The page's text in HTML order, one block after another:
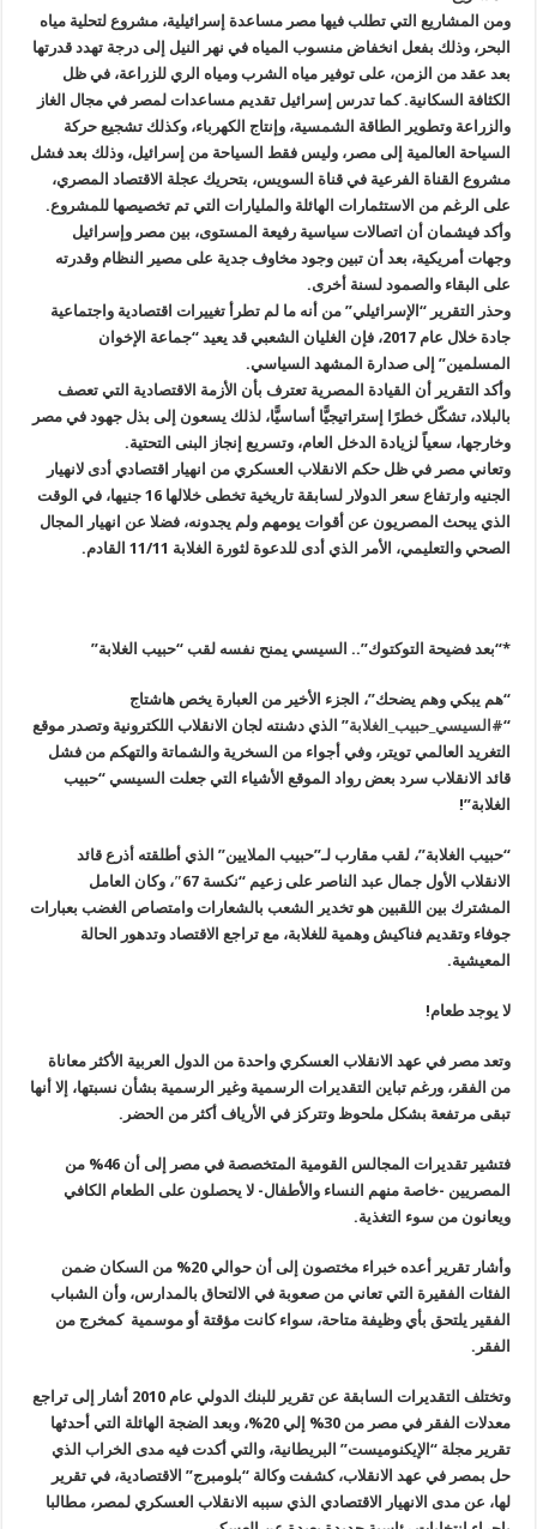
ومن المشاريع التي تطلب فيها مصر مساعدة إسرائيلية، مشروع لتحلية مياه
البحر، وذلك بفعل انخفاض منسوب المياه في نهر النيل إلى درجة تهدد قدرتها
بعد عقد من الزمن، على توفير مياه الشرب ومياه الري للزراعة، في ظل
الكثافة السكانية. كما تدرس إسرائيل تقديم مساعدات لمصر في مجال الغاز
والزراعة وتطوير الطاقة الشمسية، وإنتاج الكهرباء، وكذلك تشجيع حركة
السياحة العالمية إلى مصر، وليس فقط السياحة من إسرائيل، وذلك بعد فشل
مشروع القناة الفرعية في قناة السويس، بتحريك عجلة الاقتصاد المصري،
على الرغم من الاستثمارات الهائلة والمليارات التي تم تخصيصها للمشروع.
وأكد فيشمان أن اتصالات سياسية رفيعة المستوى، بين مصر وإسرائيل
وجهات أمريكية، بعد أن تبين وجود مخاوف جدية على مصير النظام وقدرته
على البقاء والصمود لسنة أخرى.
وحذر التقرير “الإسرائيلي” من أنه ما لم تطرأ تغييرات اقتصادية واجتماعية
جادة خلال عام 2017، فإن الغليان الشعبي قد يعيد “جماعة الإخوان
المسلمين” إلى صدارة المشهد السياسي.
وأكد التقرير أن القيادة المصرية تعترف بأن الأزمة الاقتصادية التي تعصف
بالبلاد، تشكّل خطرًا إستراتيجيًّا أساسيًّا، لذلك يسعون إلى بذل جهود في مصر
وخارجها، سعياً لزيادة الدخل العام، وتسريع إنجاز البنى التحتية.
وتعاني مصر في ظل حكم الانقلاب العسكري من انهيار اقتصادي أدى لانهيار
الجنيه وارتفاع سعر الدولار لسابقة تاريخية تخطى خلالها 16 جنيها، في الوقت
الذي يبحث المصريون عن أقوات يومهم ولم يجدونه، فضلا عن انهيار المجال
الصحي والتعليمي، الأمر الذي أدى للدعوة لثورة الغلابة 11/11 القادم
.
*
“بعد فضيحة التوكتوك”.. السيسي يمنح نفسه لقب “حبيب الغلابة”
“هم يبكي وهم يضحك”، الجزء الأخير من العبارة يخص هاشتاج
“#السيسي_حبيب_الغلابة” الذي دشنته لجان الانقلاب اللكترونية وتصدر موقع
التغريد العالمي تويتر، وفي أجواء من السخرية والشماتة والتهكم من فشل
قائد الانقلاب سرد بعض رواد الموقع الأشياء التي جعلت السيسي “حبيب
الغلابة”!
“حبيب الغلابة”، لقب مقارب لـ”حبيب الملايين” الذي أطلقته أذرع قائد
الانقلاب الأول جمال عبد الناصر على زعيم “نكسة 67″، وكان العامل
المشترك بين اللقبين هو تخدير الشعب بالشعارات وامتصاص الغضب بعبارات
جوفاء وتقديم فناكيش وهمية للغلابة، مع تراجع الاقتصاد وتدهور الحالة
المعيشية.
لا يوجد طعام!
وتعد مصر في عهد الانقلاب العسكري واحدة من الدول العربية الأكثر معاناة
من الفقر، ورغم تباين التقديرات الرسمية وغير الرسمية بشأن نسبتها، إلا أنها
تبقى مرتفعة بشكل ملحوظ وتتركز في الأرياف أكثر من الحضر.
فتشير تقديرات المجالس القومية المتخصصة في مصر إلى أن 46% من
المصريين -خاصة منهم النساء والأطفال- لا يحصلون على الطعام الكافي
ويعانون من سوء التغذية.
وأشار تقرير أعده خبراء مختصون إلى أن حوالي 20% من السكان ضمن
الفئات الفقيرة التي تعاني من صعوبة في الالتحاق بالمدارس، وأن الشباب
الفقير يلتحق بأي وظيفة متاحة، سواء كانت مؤقتة أو موسمية كمخرج من
الفقر.
وتختلف التقديرات السابقة عن تقرير للبنك الدولي عام 2010 أشار إلى تراجع
معدلات الفقر في مصر من 30% إلي 20%، وبعد الضجة الهائلة التي أحدثها
تقرير مجلة “الإيكنوميست” البريطانية، والتي أكدت فيه مدى الخراب الذي
حل بمصر في عهد الانقلاب، كشفت وكالة “بلومبرج” الاقتصادية، في تقرير
لها، عن مدى الانهيار الاقتصادي الذي سببه الانقلاب العسكري لمصر، مطالبا